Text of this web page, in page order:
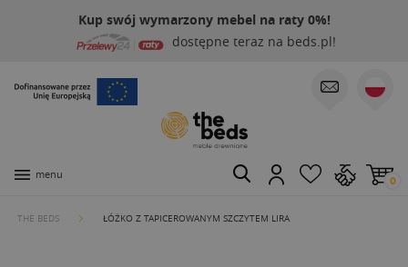
Kup swój wymarzony mebel na raty 0%!
dostępne teraz na beds.pl!
menu 0
THE BEDS ŁÓŻKO Z TAPICEROWANYM SZCZYTEM LIRA